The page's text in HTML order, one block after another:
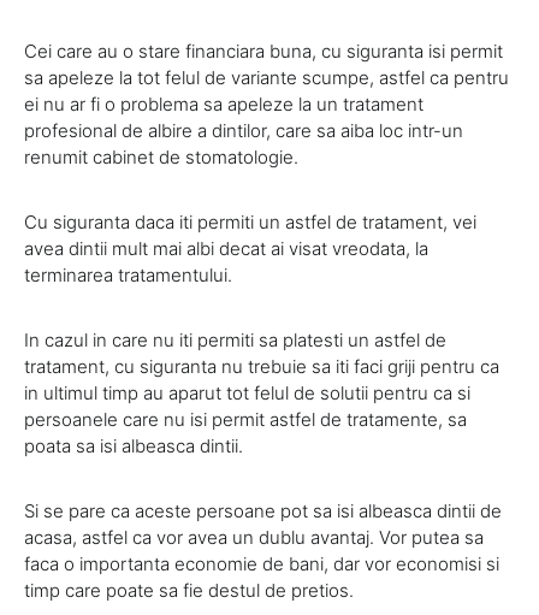
Cei care au o stare financiara buna, cu siguranta isi permit
sa apeleze la tot felul de variante scumpe, astfel ca pentru
ei nu ar fi o problema sa apeleze la un tratament
profesional de albire a dintilor, care sa aiba loc intr-un
renumit cabinet de stomatologie.
Cu siguranta daca iti permiti un astfel de tratament, vei
avea dintii mult mai albi decat ai visat vreodata, la
terminarea tratamentului.
In cazul in care nu iti permiti sa platesti un astfel de
tratament, cu siguranta nu trebuie sa iti faci griji pentru ca
in ultimul timp au aparut tot felul de solutii pentru ca si
persoanele care nu isi permit astfel de tratamente, sa
poata sa isi albeasca dintii.
Si se pare ca aceste persoane pot sa isi albeasca dintii de
acasa, astfel ca vor avea un dublu avantaj. Vor putea sa
faca o importanta economie de bani, dar vor economisi si
timp care poate sa fie destul de pretios.